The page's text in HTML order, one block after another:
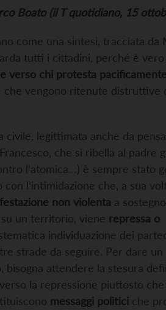
Boato (il T quotidiano, 15
come una sintesi, tracciata da
tutti i cittadini, perché è
verso chi protesta pacificamente
vengono ritenute distruttive
civile, legittimata anche da
che si ribella al padre
l’atomica…) è sempre stato
l’intimidazione che, a sua
non violenta a
un territorio, viene repressa o
individuazione dei
strade da seguire. Per dare un
bisogna attendere la stesura
la repressione piuttosto
messaggi politici che